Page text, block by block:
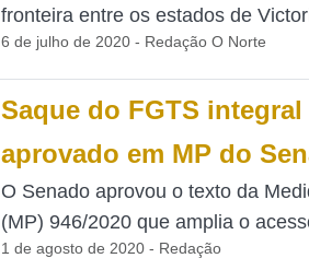
fronteira entre os estados de
6 de julho de 2020 - Redação O Norte
Saque do FGTS integral
aprovado em MP do
O Senado aprovou o texto da
(MP) 946/2020 que amplia o
1 de agosto de 2020 - Redação